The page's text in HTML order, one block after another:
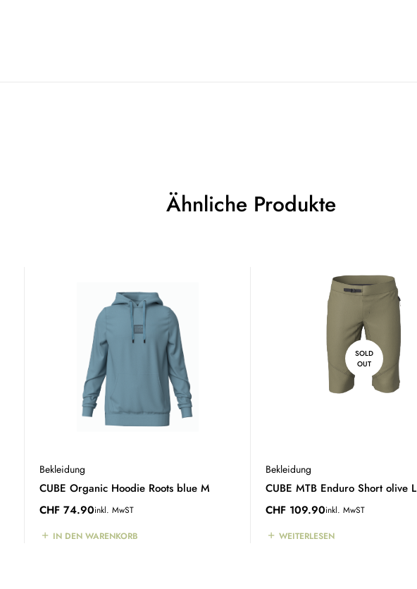
Ähnliche Produkte
Bekleidung
CUBE Organic Hoodie Roots blue M
CHF 74.90inkl. MwST
IN DEN WARENKORB
SOLD
OUT
Bekleidung
CUBE MTB Enduro Short olive L
CHF 109.90inkl. MwST
WEITERLESEN